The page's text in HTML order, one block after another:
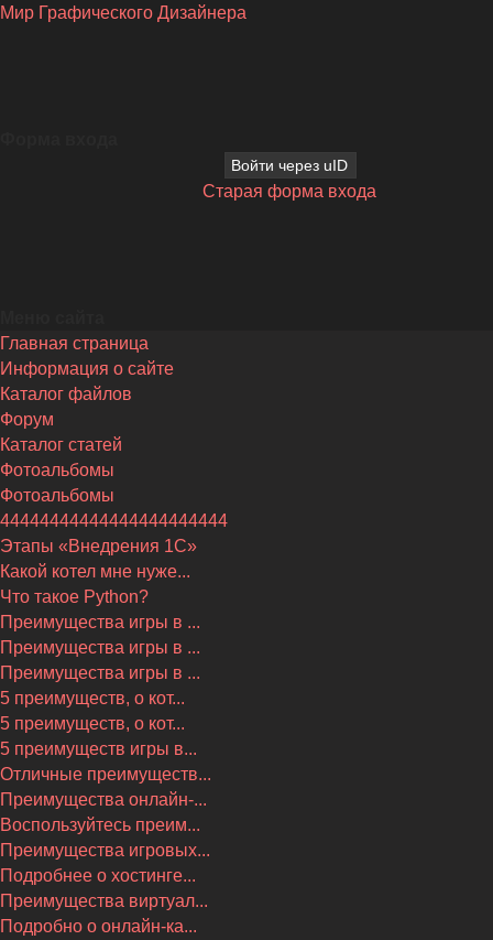
Мир Графического Дизайнера
Войти через uID
Старая форма входа
Главная страница
Информация о сайте
Каталог файлов
Форум
Каталог статей
Фотоальбомы
Фотоальбомы
44444444444444444444444
Этапы «Внедрения 1С»
Какой котел мне нуже...
Что такое Python?
Преимущества игры в ...
Преимущества игры в ...
Преимущества игры в ...
5 преимуществ, о кот...
5 преимуществ, о кот...
5 преимуществ игры в...
Отличные преимуществ...
Преимущества онлайн-...
Воспользуйтесь преим...
Преимущества игровых...
Подробнее о хостинге...
Преимущества виртуал...
Подробно о онлайн-ка...